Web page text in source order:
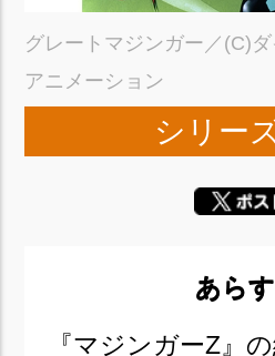
グレートマジンガー／(C)
アニメーション
シリー
あら
『マジンガーZ』